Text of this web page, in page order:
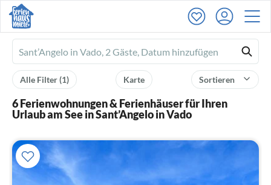
Ferienhausmiete
logo
Sortieren
Karte
Alle Filter(1)
6 Ferienwohnungen & Ferienhäuser für Ihren
Urlaub am See in Sant’Angelo in Vado